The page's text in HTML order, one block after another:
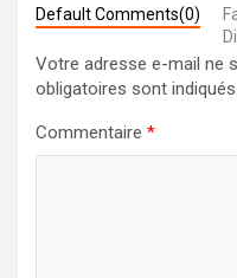
Default Comments(0)
Votre adresse e-mail ne
obligatoires sont
Commentaire *